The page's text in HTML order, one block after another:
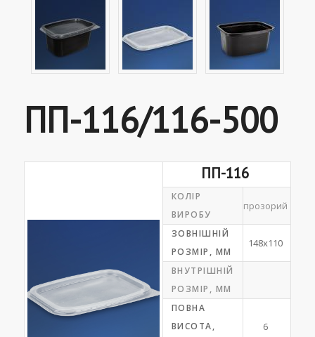
ПП-116/116-500
ПП-116
КОЛІР
ВИРОБУ
прозорий
ЗОВНІШНІЙ
РОЗМІР, ММ
148х110
ВНУТРІШНІЙ
РОЗМІР, ММ
ПОВНА
ВИСОТА,
6